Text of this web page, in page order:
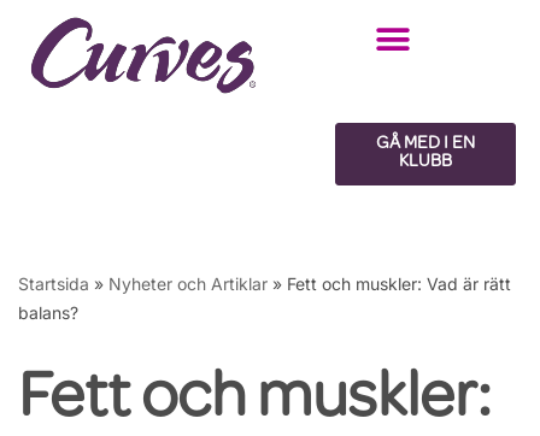
Hoppa
GÅ MED I EN
KLUBB
Startsida » Nyheter och Artiklar » Fett och muskler: Vad är rätt
balans?
Fett och muskler: